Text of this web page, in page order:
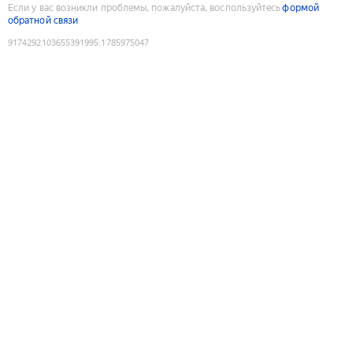
Если у вас возникли проблемы, пожалуйста, воспользуйтесьформой
обратной связи
9174292103655391995:1785975047